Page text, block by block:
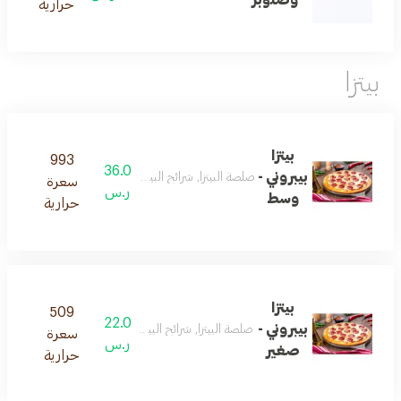
حرارية
بيتزا
بيتزا
بيبروني -
وسط
صلصة البيتزا, شرائح البيبيروني, خلطة جبنة خاصة
36.0
ر.س
993
سعرة
حرارية
بيتزا
بيبروني -
صغير
صلصة البيتزا, شرائح البيبيروني, خلطة جبنة خاصة
22.0
ر.س
509
سعرة
حرارية